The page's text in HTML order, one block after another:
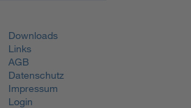
Downloads
Links
AGB
Datenschutz
Impressum
Login